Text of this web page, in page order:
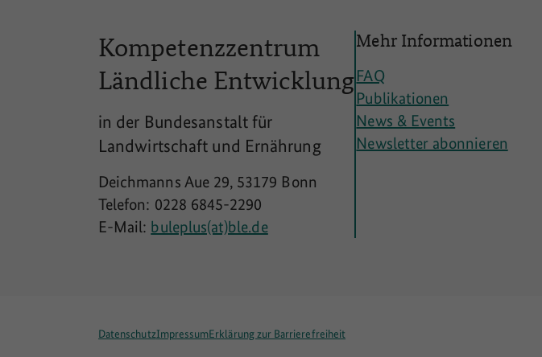
Kompetenzzentrum
Ländliche Entwicklung
in der Bundesanstalt für
Landwirtschaft und Ernährung
Deichmanns Aue 29, 53179 Bonn
Telefon: 0228 6845-2290
E-Mail: buleplus(at)ble.de
Mehr Informationen
FAQ
Publikationen
News & Events
Newsletter abonnieren
DatenschutzImpressumErklärung zur Barrierefreiheit